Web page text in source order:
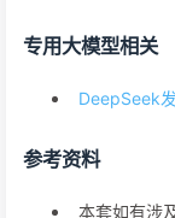
专用大模型相关
DeepSeek
参考资料
本套如有涉